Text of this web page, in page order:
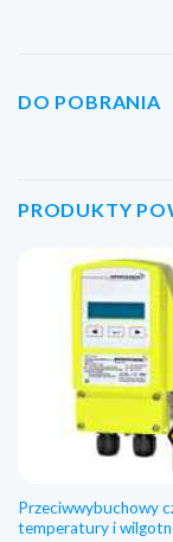
DO POBRANIA
PRODUKTY
Przeciwwybuchowy
temperatury i